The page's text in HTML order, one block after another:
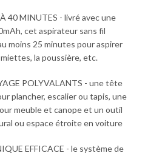
40 MINUTES - livré avec une
cet aspirateur sans fil
moins 25 minutes pour aspirer
la poussière, etc.
POLYVALANTS - une tête
plancher, escalier ou tapis, une
meuble et canope et un outil
ou espace étroite en voiture
EFFICACE - le système de